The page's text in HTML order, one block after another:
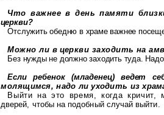
Что важнее в день памяти
церкви?
Отслужить обедню в храме важнее
Можно ли в церкви заходить на
Без нужды не должно заходить туда.
Если ребенок (младенец) ведет
молящимся, надо ли уходить из
Выйти на это время, когда
дверей, чтобы на подобный случай выйти.